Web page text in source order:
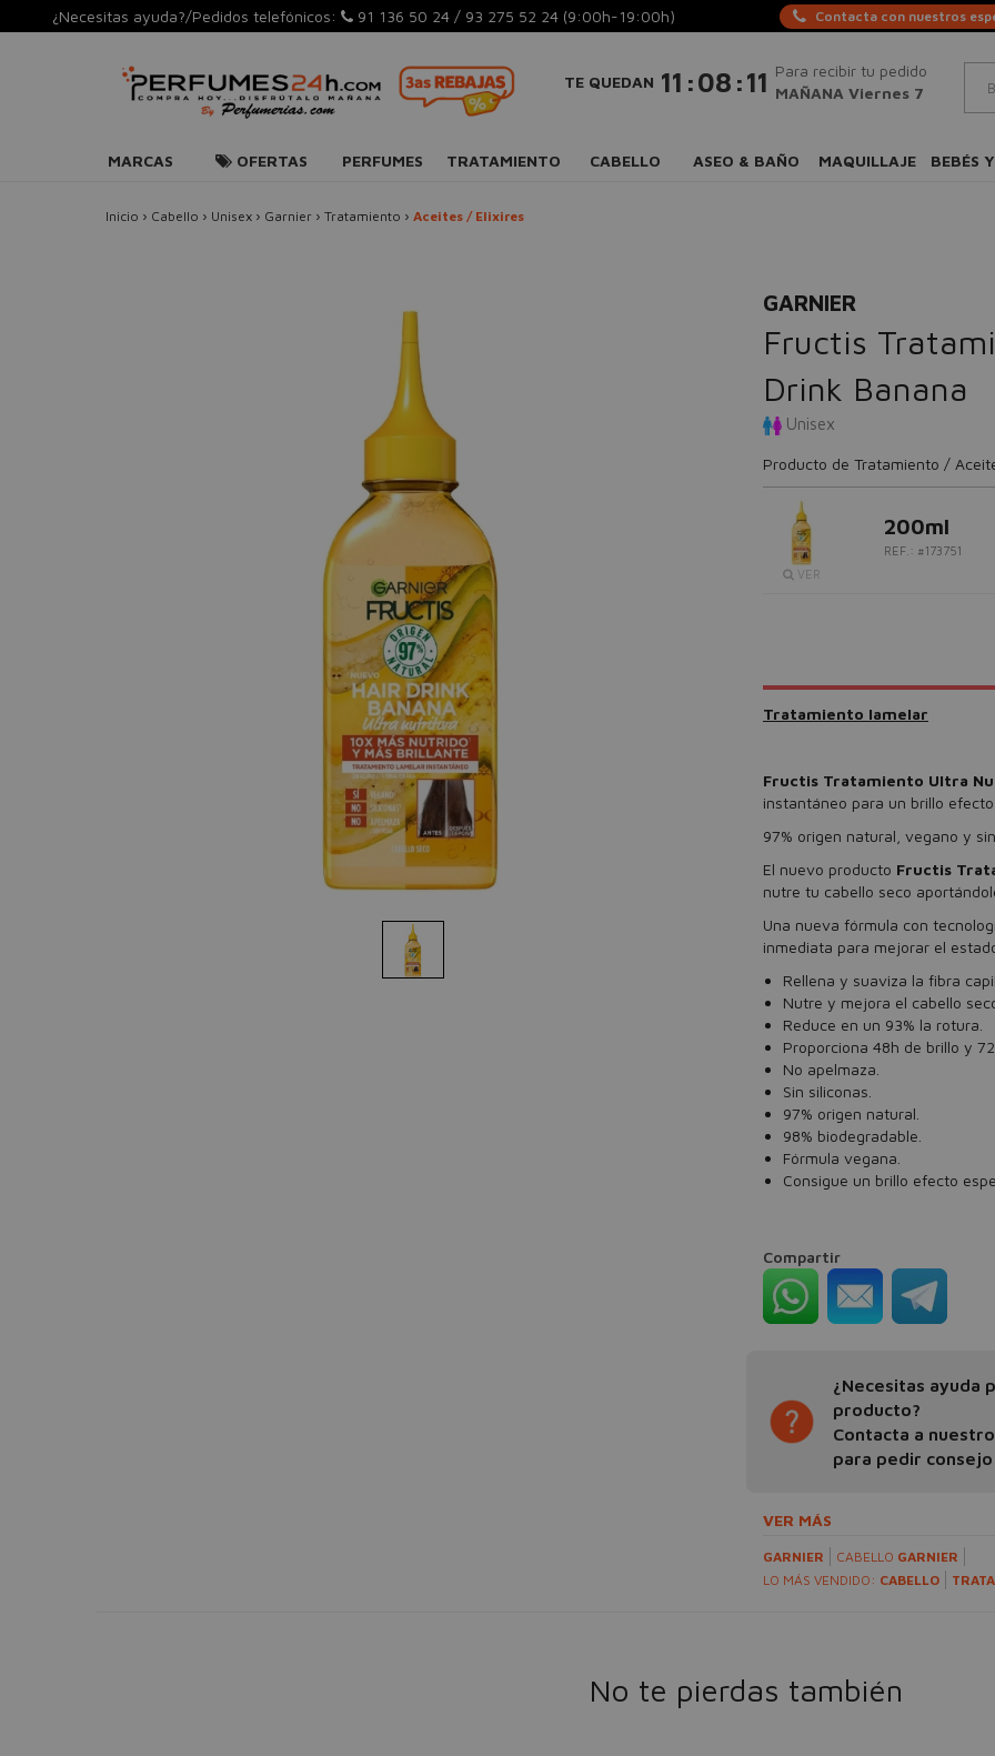
¿Necesitas ayuda?/Pedidos telefónicos: 91 136 50 24 / 93 275 52 24 (9:00h-19:00h) Contacta con nuestros
TE QUEDAN 11 :08:10
Para recibir tu pedido
MAÑANA Viernes 7
MARCAS OFERTAS PERFUMES TRATAMIENTO CABELLO ASEO & BAÑO MAQUILLAJE BEBÉS
Inicio › Cabello › Unisex › Garnier › Tratamiento › Aceites / Elixires
GARNIER
Fructis
Drink Banana
Unisex
Producto de Tratamiento /
VER
200ml
REF.: #173751
Tratamiento lamelar
Fructis Tratamiento Ultra
instantáneo para un brillo
97% origen natural, vegano y
El nuevo producto Fructis
nutre tu cabello seco
Una nueva fórmula con
inmediata para mejorar el
Rellena y suaviza la fibra
Nutre y mejora el cabello
Reduce en un 93% la rotura.
Proporciona 48h de brillo y
No apelmaza.
Sin siliconas.
97% origen natural.
98% biodegradable.
Fórmula vegana.
Consigue un brillo efecto
Compartir
¿Necesitas ayuda
producto?
Contacta a
para pedir consejo
VER MÁS
GARNIER CABELLO GARNIER
LO MÁS VENDIDO: CABELLO
No te pierdas también